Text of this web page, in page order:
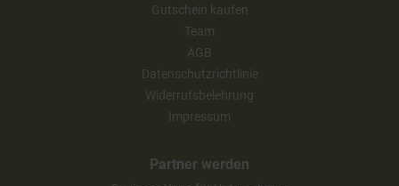
Gutschein kaufen
Team
AGB
Datenschutzrichtlinie
Widerrufsbelehrung
Impressum
Partner werden